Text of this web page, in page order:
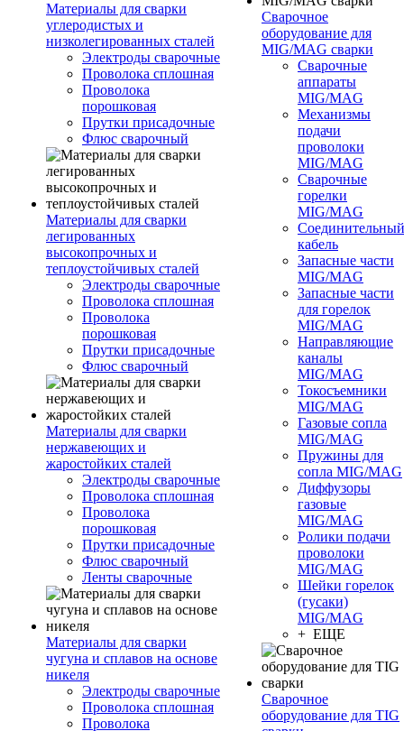
Материалы для сварки
углеродистых и
низколегированных сталей
Электроды сварочные
Проволока сплошная
Проволока
порошковая
Прутки присадочные
Флюс сварочный
Материалы для сварки
легированных
высокопрочных и
теплоустойчивых сталей
Электроды сварочные
Проволока сплошная
Проволока
порошковая
Прутки присадочные
Флюс сварочный
Материалы для сварки
нержавеющих и
жаростойких сталей
Электроды сварочные
Проволока сплошная
Проволока
порошковая
Прутки присадочные
Флюс сварочный
Ленты сварочные
Материалы для сварки
чугуна и сплавов на основе
никеля
Электроды сварочные
Проволока сплошная
Проволока
Сварочное
оборудование для
MIG/MAG сварки
Сварочные
аппараты
MIG/MAG
Механизмы
подачи
проволоки
MIG/MAG
Сварочные
горелки
MIG/MAG
Соединительный
кабель
Запасные части
MIG/MAG
Запасные части
для горелок
MIG/MAG
Направляющие
каналы
MIG/MAG
Токосъемники
MIG/MAG
Газовые сопла
MIG/MAG
Пружины для
сопла MIG/MAG
Диффузоры
газовые
MIG/MAG
Ролики подачи
проволоки
MIG/MAG
Шейки горелок
(гусаки)
MIG/MAG
+ ЕЩЕ
Сварочное
оборудование для TIG